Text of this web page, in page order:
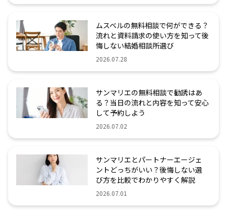
ムスベルの無料相談で何ができる？
流れと資料請求の使い方を知って後
悔しない結婚相談所選び
2026.07.28
サンマリエの無料相談で勧誘はあ
る？当日の流れと内容を知って安心
して予約しよう
2026.07.02
サンマリエとパートナーエージェ
ントどっちがいい？後悔しない選
び方を比較でわかりやすく解説
2026.07.01